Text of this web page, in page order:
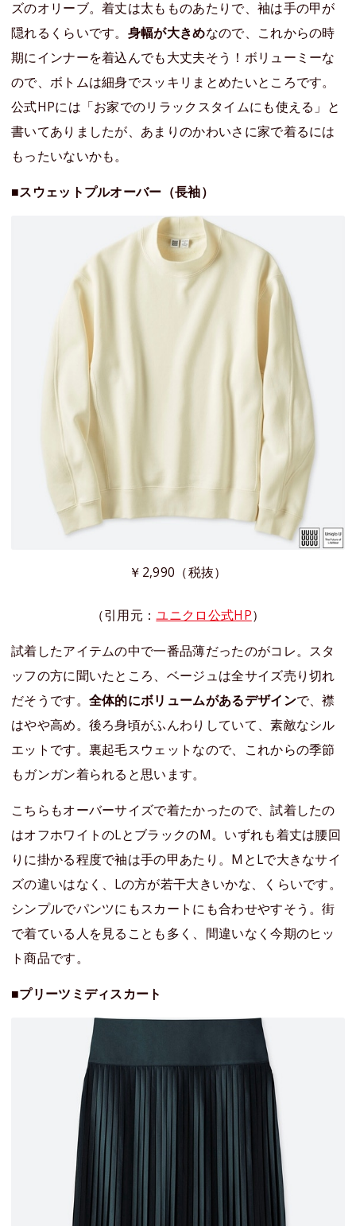
ズのオリーブ。着丈は太もものあたりで、袖は手の甲が
隠れるくらいです。 身幅が大きめなので、これからの時
期にインナーを着込んでも大丈夫そう！ボリューミーな
ので、ボトムは細身でスッキリまとめたいところです。
公式HPには「お家でのリラックスタイムにも使える」と
書いてありましたが、あまりのかわいさに家で着るには
もったいないかも。
■スウェットプルオーバー（長袖）
￥2,990（税抜）
（引用元：ユニクロ公式HP）
試着したアイテムの中で一番品薄だったのがコレ。スタ
ッフの方に聞いたところ、ベージュは全サイズ売り切れ
だそうです。 全体的にボリュームがあるデザインで、襟
はやや高め。後ろ身頃がふんわりしていて、素敵なシル
エットです。裏起毛スウェットなので、これからの季節
もガンガン着られると思います。
こちらもオーバーサイズで着たかったので、試着したの
はオフホワイトのLとブラックのM。いずれも着丈は腰回
りに掛かる程度で袖は手の甲あたり。MとLで大きなサイ
ズの違いはなく、Lの方が若干大きいかな、くらいです。
シンプルでパンツにもスカートにも合わせやすそう。街
で着ている人を見ることも多く、間違いなく今期のヒッ
ト商品です。
■プリーツミディスカート